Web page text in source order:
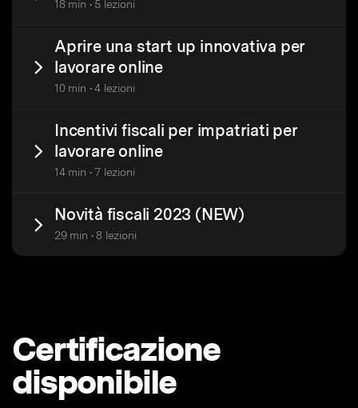
18 min • 5 lezioni
Aprire una start up innovativa per
lavorare online
10 min • 4 lezioni
Incentivi fiscali per impatriati per
lavorare online
14 min • 7 lezioni
Novità fiscali 2023 (NEW)
29 min • 8 lezioni
Certificazione
disponibile